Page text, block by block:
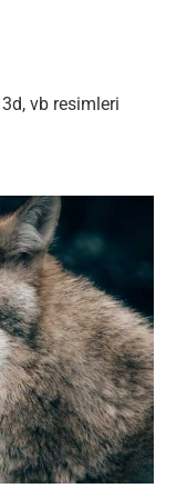
vb resimleri